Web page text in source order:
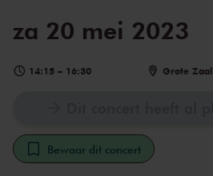
za 20 mei 2023
14:15 – 16:30 Grote Zaal
Bewaar dit concert